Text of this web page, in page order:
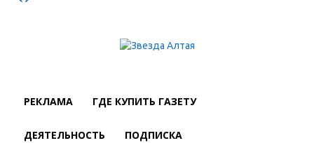
РЕКЛАМА ГДЕ КУПИТЬ ГАЗЕТУ
ДЕЯТЕЛЬНОСТЬ ПОДПИСКА